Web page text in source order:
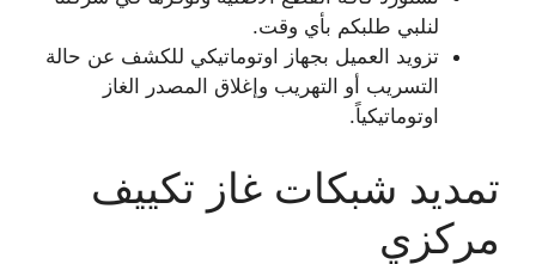
لنلبي طلبكم بأي وقت.
تزويد العميل بجهاز اوتوماتيكي للكشف عن حالة
التسريب أو التهريب وإغلاق المصدر الغاز
اوتوماتيكياً.
تمديد شبكات غاز تكييف
مركزي